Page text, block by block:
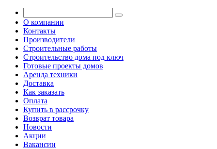
О компании
Контакты
Производители
Строительные работы
Строительство дома под ключ
Готовые проекты домов
Аренда техники
Доставка
Как заказать
Оплата
Купить в рассрочку
Возврат товара
Новости
Акции
Вакансии